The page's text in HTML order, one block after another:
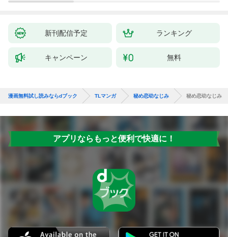
新刊配信予定 ランキング
キャンペーン 無料
漫画無料試し読みならdブック TLマンガ 秘め恋幼なじみ 秘め恋幼なじみ
アプリならもっと便利で快適に！